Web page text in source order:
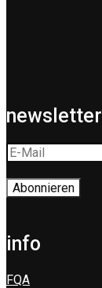
newsletter
info
FQA